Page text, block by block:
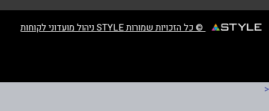
© כל הזכויות שמורות STYLE ניהול מועדוני לקוחות
<